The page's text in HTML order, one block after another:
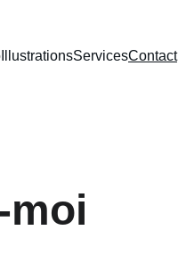
IllustrationsServicesContact
moi